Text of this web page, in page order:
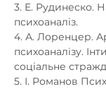
3. Е. Рудинеско.
психоаналіз.
4. А. Лоренцер.
психоаналізу.
соціальне
5. І. Романов